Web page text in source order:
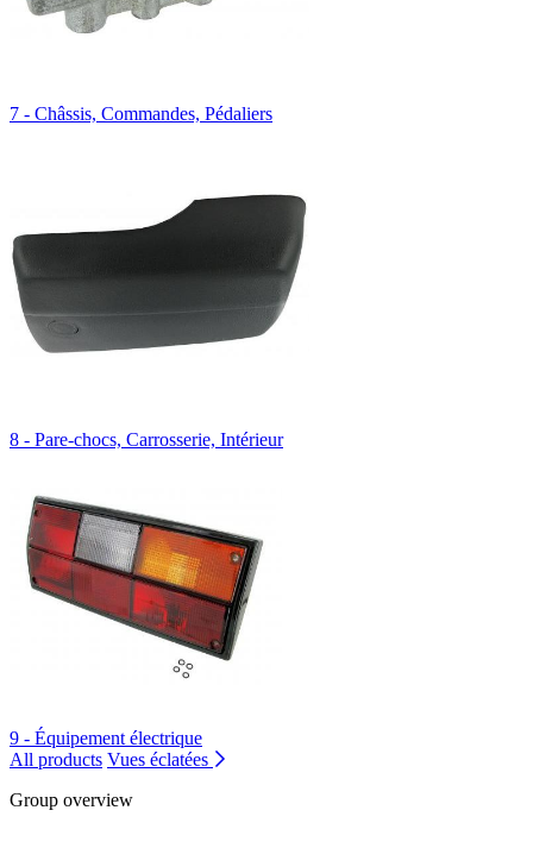
7 - Châssis, Commandes, Pédaliers
8 - Pare-chocs, Carrosserie, Intérieur
9 - Équipement électrique
All products Vues éclatées
Group overview